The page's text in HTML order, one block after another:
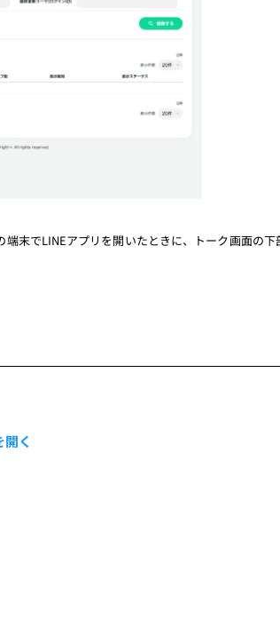
末でLINEアプリを開いたときに、トーク画面の
く